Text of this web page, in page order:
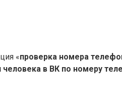
«проверка номера
человека в ВК по номеру